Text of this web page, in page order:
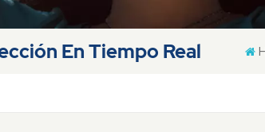
En Tiempo Real